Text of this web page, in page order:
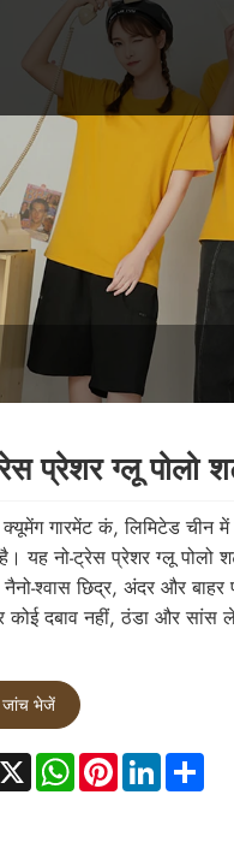
प्रेशर ग्लू पोलो
गारमेंट कं, लिमिटेड चीन में
है। यह नो-ट्रेस प्रेशर ग्लू पोलो
श्वास छिद्र, अंदर और
कोई दबाव नहीं, ठंडा और
जांच भेजें
X WhatsApp
PinterestLinkedIn